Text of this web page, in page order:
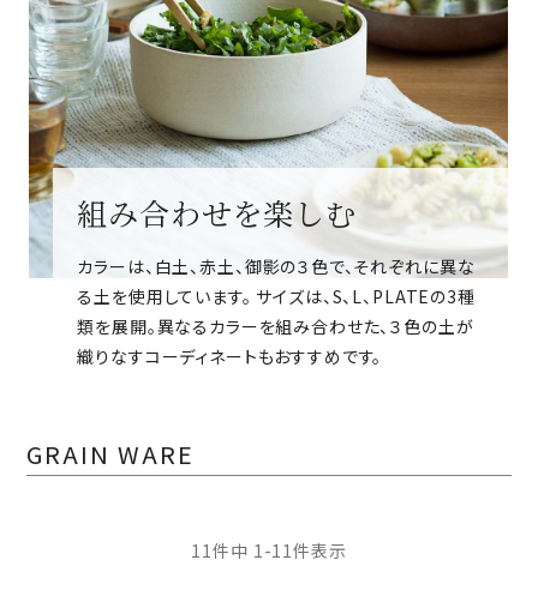
組み合わせを楽しむ
カラーは、白土、赤土、御影の３色で、それぞれに異な
る土を使用しています。 サイズは、S、L、PLATEの3種
類を展開。異なるカラーを組み合わせた、３色の土が
織りなすコーディネートもおすすめです。
GRAIN WARE
11件中 1 -11件表示